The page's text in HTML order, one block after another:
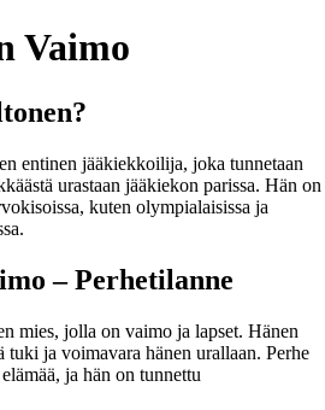
Vaimo
entinen jääkiekkoilija, joka tunnetaan
urastaan jääkiekon parissa. Hän on
kuten olympialaisissa ja
– Perhetilanne
mies, jolla on vaimo ja lapset. Hänen
ja voimavara hänen urallaan. Perhe
ja hän on tunnettu